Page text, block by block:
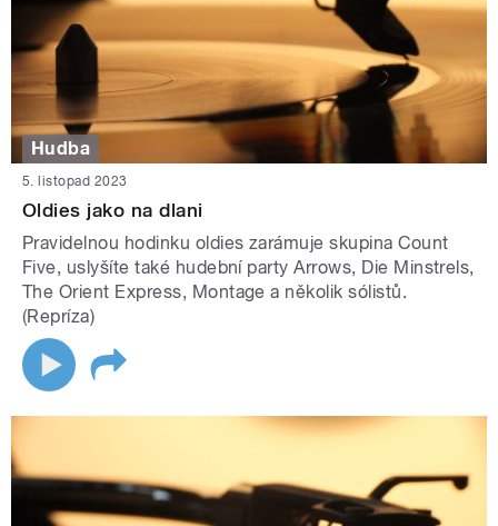
Hudba
5. listopad 2023
Oldies jako na dlani
Pravidelnou hodinku oldies zarámuje skupina Count
Five, uslyšíte také hudební party Arrows, Die Minstrels,
The Orient Express, Montage a několik sólistů.
(Repríza)